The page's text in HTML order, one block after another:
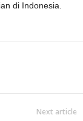
di Indonesia.
Next article